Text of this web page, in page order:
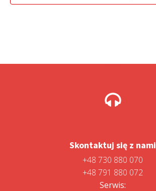
Skontaktuj się z nami
+48 730 880 070
+48 791 880 072
Serwis: